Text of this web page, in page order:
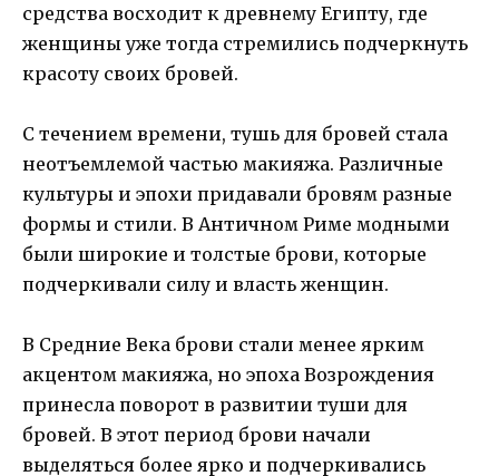
средства восходит к древнему Египту, где
женщины уже тогда стремились подчеркнуть
красоту своих бровей.
С течением времени, тушь для бровей стала
неотъемлемой частью макияжа. Различные
культуры и эпохи придавали бровям разные
формы и стили. В Античном Риме модными
были широкие и толстые брови, которые
подчеркивали силу и власть женщин.
В Средние Века брови стали менее ярким
акцентом макияжа, но эпоха Возрождения
принесла поворот в развитии туши для
бровей. В этот период брови начали
выделяться более ярко и подчеркивались